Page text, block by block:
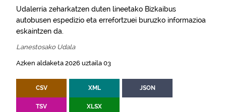
Udalerria zeharkatzen duten lineetako Bizkaibus
autobusen espedizio eta errefortzuei buruzko informazioa
eskaintzen da.
Lanestosako Udala
Azken aldaketa 2026 uztaila 03
CSV XML JSON
TSV XLSX